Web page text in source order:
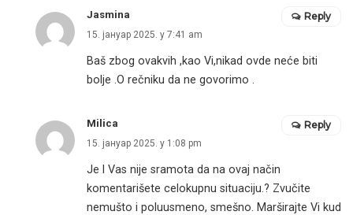
Jasmina
15. јануар 2025. у 7:41 am
Baš zbog ovakvih ,kao Vi,nikad ovde neće biti
bolje .O rečniku da ne govorimo .
Reply
Milica
15. јануар 2025. у 1:08 pm
Je l Vas nije sramota da na ovaj način
komentarišete celokupnu situaciju.? Zvučite
nemušto i poluusmeno, smešno. Marširajte Vi kud
Reply